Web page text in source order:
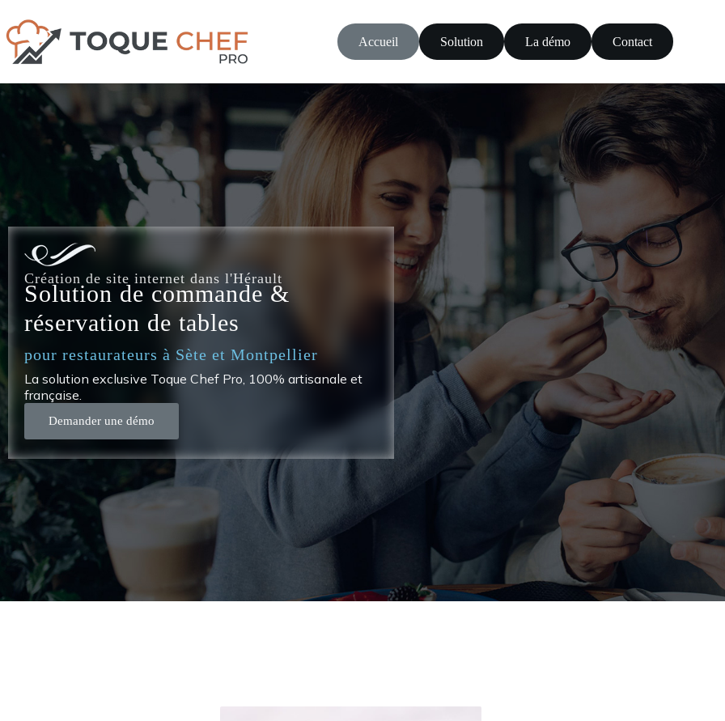
Accueil Solution La démo Contact
Création de site internet dans l'Hérault
Solution de commande &
réservation de tables
pour restaurateurs à Sète et Montpellier
La solution exclusive Toque Chef Pro, 100% artisanale et
française.
Demander une démo